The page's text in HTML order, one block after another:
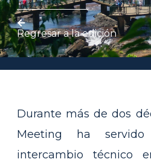
Regresar a la edición
Durante más de dos
Meeting ha
intercambio técnico